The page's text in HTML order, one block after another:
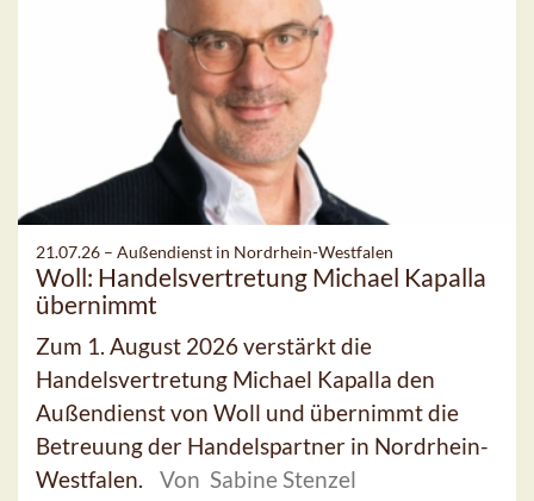
21.07.26 – Außendienst in Nordrhein-Westfalen
Woll: Handelsvertretung Michael Kapalla
übernimmt
Zum 1. August 2026 verstärkt die
Handelsvertretung Michael Kapalla den
Außendienst von Woll und übernimmt die
Betreuung der Handelspartner in Nordrhein-
Westfalen.
Von Sabine Stenzel